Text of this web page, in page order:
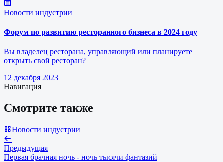
Новости индустрии
Форум по развитию ресторанного бизнеса в 2024 году
Вы владелец ресторана, управляющий или планируете
открыть свой ресторан?
12 декабря 2023
Навигация
Смотрите также
Новости индустрии
Предыдущая
Первая брачная ночь - ночь тысячи фантазий